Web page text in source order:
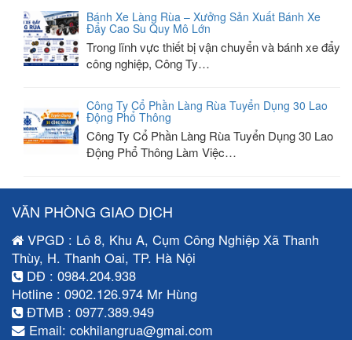
Bánh Xe Làng Rùa – Xưởng Sản Xuất Bánh Xe
Đẩy Cao Su Quy Mô Lớn
Trong lĩnh vực thiết bị vận chuyển và bánh xe đẩy
công nghiệp, Công Ty…
Công Ty Cổ Phần Làng Rùa Tuyển Dụng 30 Lao
Động Phổ Thông
Công Ty Cổ Phần Làng Rùa Tuyển Dụng 30 Lao
Động Phổ Thông Làm Việc…
VĂN PHÒNG GIAO DỊCH
VPGD : Lô 8, Khu A, Cụm Công Nghiệp Xã Thanh
Thùy, H. Thanh Oai, TP. Hà Nội
DĐ : 0984.204.938
Hotline : 0902.126.974 Mr Hùng
ĐTMB : 0977.389.949
Email: cokhilangrua@gmai.com